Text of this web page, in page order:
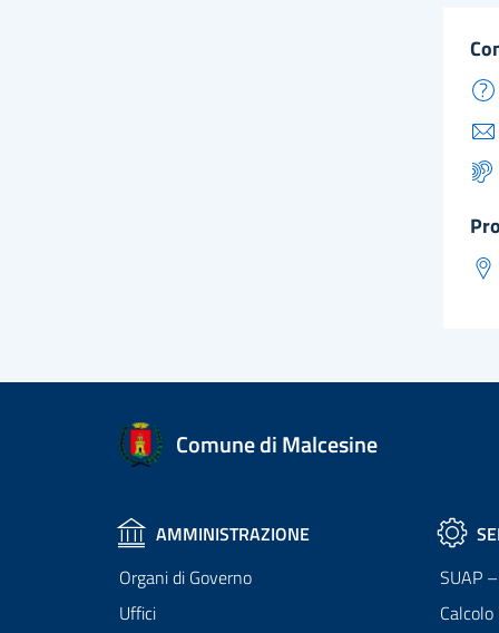
Comune di Malcesine
AMMINISTRAZIONE
Organi di Governo
Uffici
SUAP